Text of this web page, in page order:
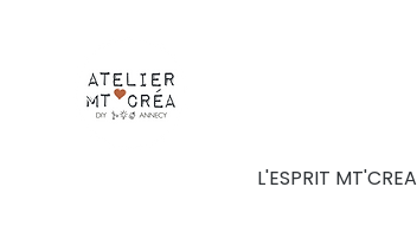
L'ESPRIT MT'CREA